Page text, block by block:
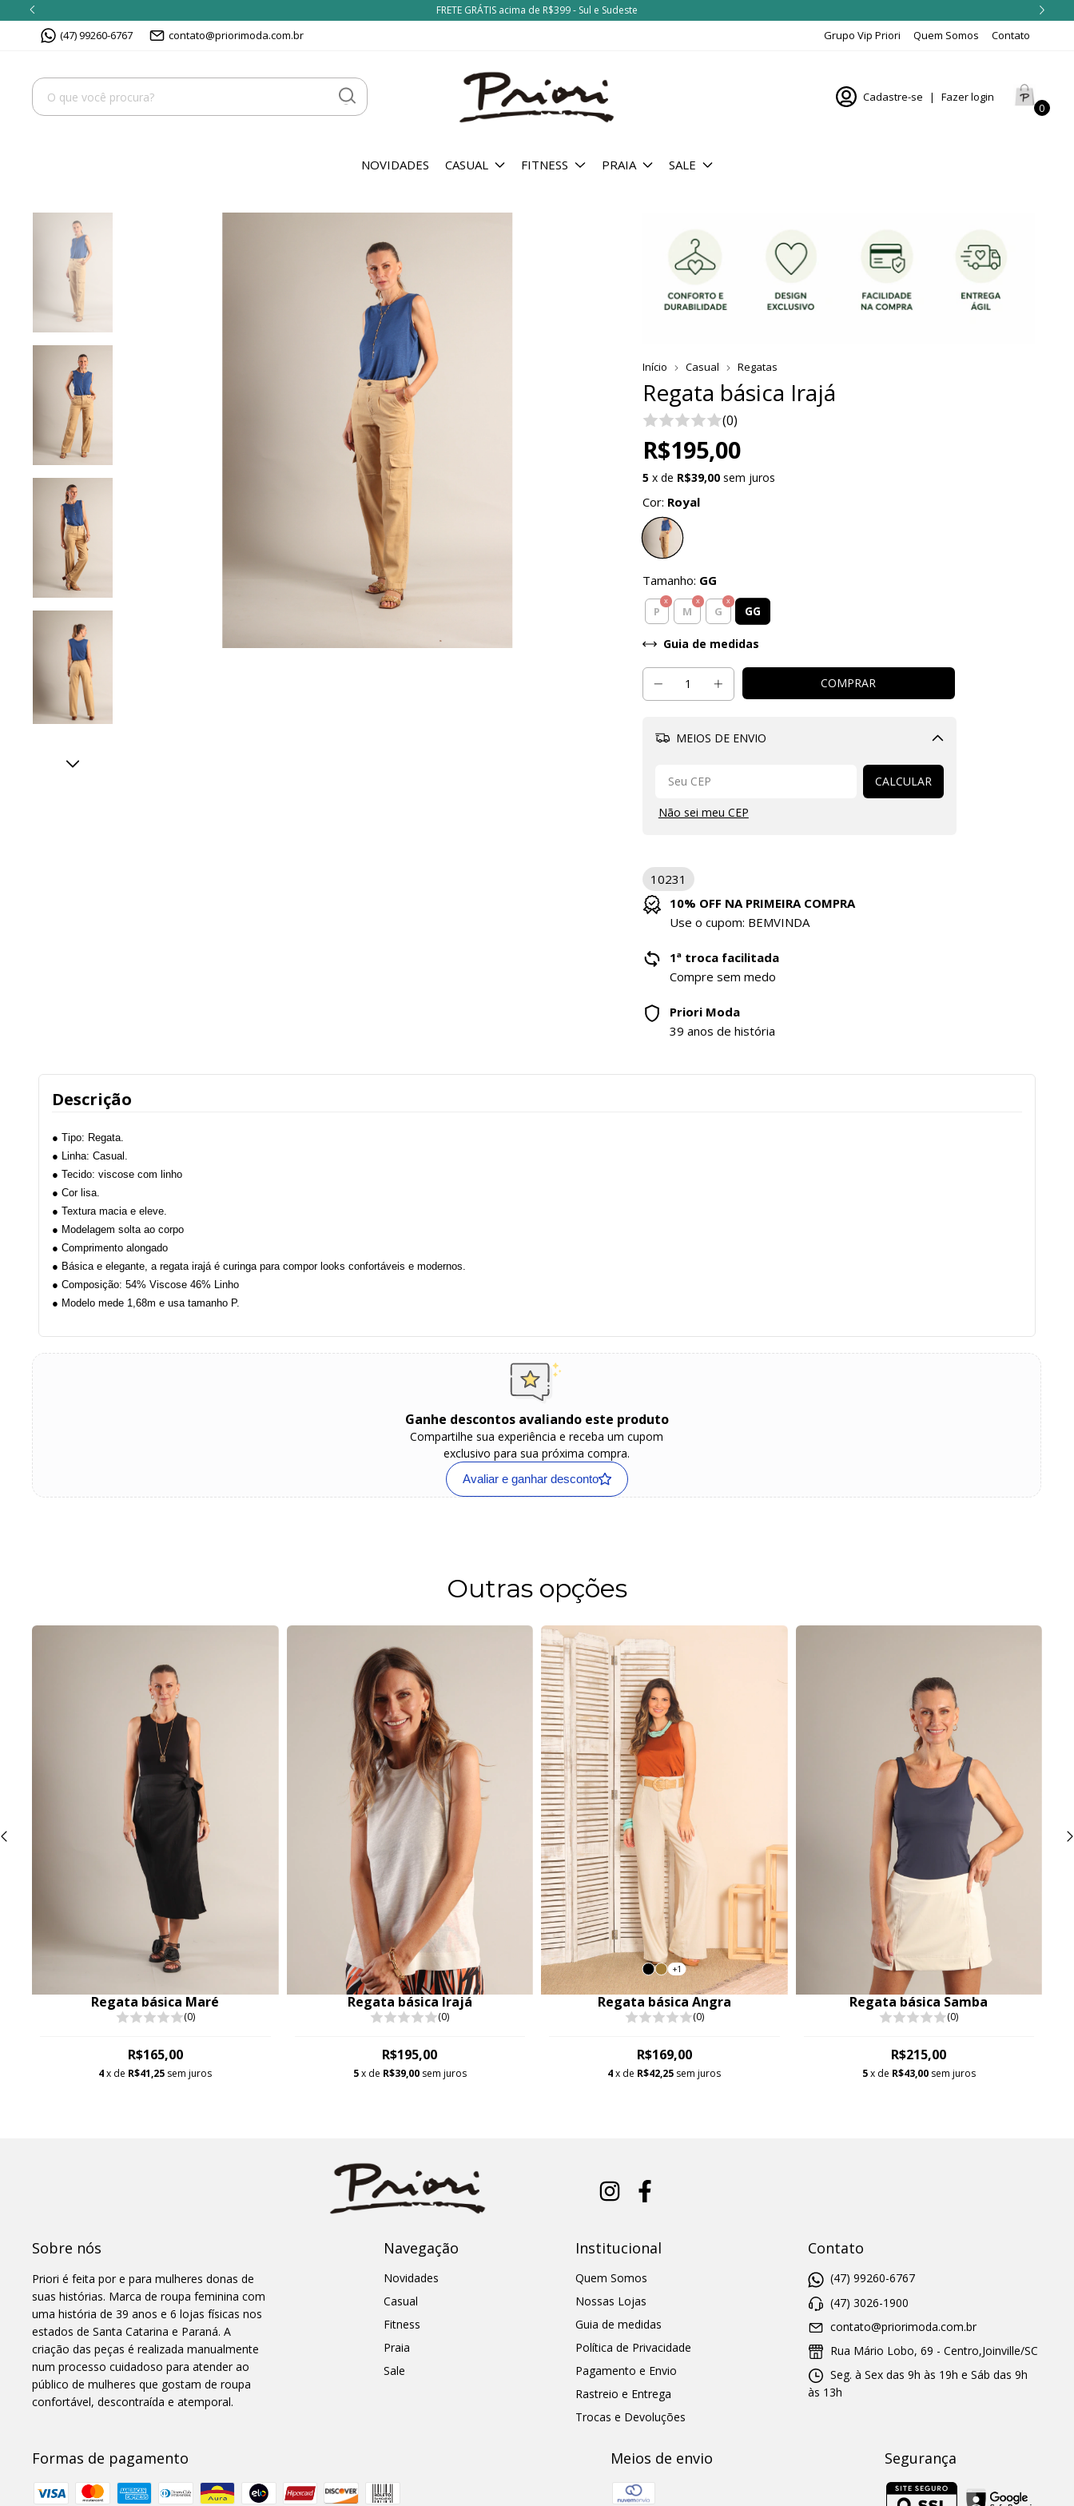
FRETE GRÁTIS acima de R$399 - Sul e Sudeste
(47) 99260-6767 contato@priorimoda.com.br Grupo Vip Priori Quem Somos Contato
Cadastre-se | Fazer login
0
NOVIDADES CASUAL FITNESS PRAIA SALE
Início Casual Regatas
Regata básica Irajá
(0)
R$195,00
5 x de R$39,00 sem juros
Cor: Royal
Tamanho: GG
P M G GG
Guia de medidas
MEIOS DE ENVIO
Alterar CEP
CALCULAR
Não sei meu CEP
10231
10% OFF NA PRIMEIRA COMPRA
Use o cupom: BEMVINDA
1ª troca facilitada
Compre sem medo
Priori Moda
39 anos de história
Descrição
● Tipo: Regata.
● Linha: Casual.
● Tecido: viscose com linho
● Cor lisa.
● Textura macia e eleve.
● Modelagem solta ao corpo
● Comprimento alongado
● Básica e elegante, a regata irajá é curinga para compor looks confortáveis e modernos.
● Composição: 54% Viscose 46% Linho
● Modelo mede 1,68m e usa tamanho P.
Ganhe descontos avaliando este produto
Compartilhe sua experiência e receba um cupom
exclusivo para sua próxima compra.
Avaliar e ganhar desconto
Outras opções
Regata básica Maré
(0)
R$165,00
4x de R$41,25 sem juros
Regata básica Irajá
(0)
R$195,00
5x de R$39,00 sem juros
+1
Regata básica Angra
(0)
R$169,00
4x de R$42,25 sem juros
Regata básica Samba
(0)
R$215,00
5x de R$43,00 sem juros
Sobre nós
Priori é feita por e para mulheres donas de
suas histórias. Marca de roupa feminina com
uma história de 39 anos e 6 lojas físicas nos
estados de Santa Catarina e Paraná. A
criação das peças é realizada manualmente
num processo cuidadoso para atender ao
público de mulheres que gostam de roupa
confortável, descontraída e atemporal.
Navegação
Novidades
Casual
Fitness
Praia
Sale
Institucional
Quem Somos
Nossas Lojas
Guia de medidas
Política de Privacidade
Pagamento e Envio
Rastreio e Entrega
Trocas e Devoluções
Contato
(47) 99260-6767
(47) 3026-1900
contato@priorimoda.com.br
Rua Mário Lobo, 69 - Centro,Joinville/SC
Seg. à Sex das 9h às 19h e Sáb das 9h
às 13h
Formas de pagamento Meios de envio Segurança